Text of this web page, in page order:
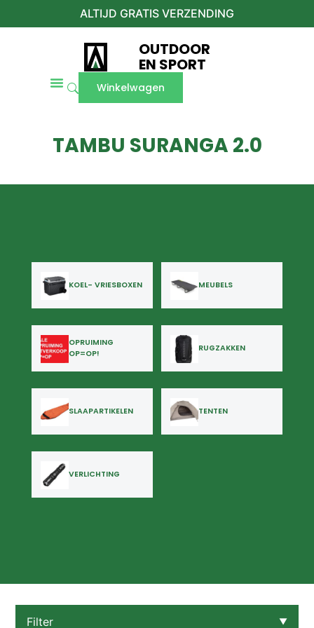
ALTIJD GRATIS VERZENDING
OUTDOOR
EN SPORT
Winkelwagen
TAMBU SURANGA 2.0
KOEL- VRIESBOXEN MEUBELS
OPRUIMING
OP=OP!
RUGZAKKEN
SLAAPARTIKELEN TENTEN
VERLICHTING
Filter ▼